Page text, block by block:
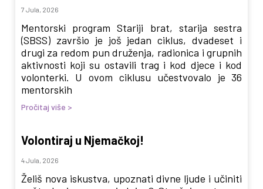
7 Jula, 2026
Mentorski program Stariji brat, starija sestra
(SBSS) završio je još jedan ciklus, dvadeset i
drugi za redom pun druženja, radionica i grupnih
aktivnosti koji su ostavili trag i kod djece i kod
volonterki. U ovom ciklusu učestvovalo je 36
mentorskih
Pročitaj više >
Volontiraj u Njemačkoj!
4 Jula, 2026
Želiš nova iskustva, upoznati divne ljude i učiniti